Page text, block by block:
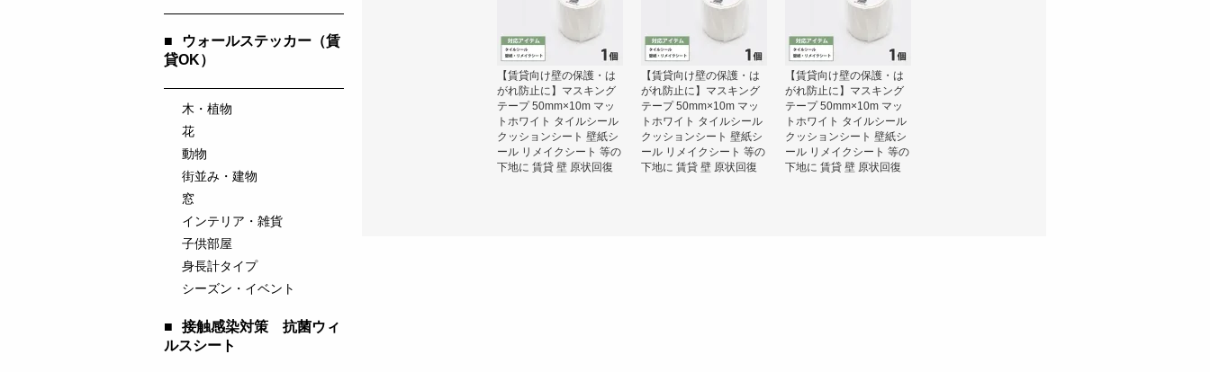
■
ウォールステッカー（賃
貸OK）
木・植物
花
動物
街並み・建物
窓
インテリア・雑貨
子供部屋
身長計タイプ
シーズン・イベント
■
接触感染対策 抗菌ウィ
ルスシート
【賃貸向け壁の保護・は
がれ防止に】マスキング
テープ 50mm×10m マッ
トホワイト タイルシール
クッションシート 壁紙シ
ール リメイクシート 等の
下地に 賃貸 壁 原状回復
【賃貸向け壁の保護・は
がれ防止に】マスキング
テープ 50mm×10m マッ
トホワイト タイルシール
クッションシート 壁紙シ
ール リメイクシート 等の
下地に 賃貸 壁 原状回復
【賃貸向け壁の保護・は
がれ防止に】マスキング
テープ 50mm×10m マッ
トホワイト タイルシール
クッションシート 壁紙シ
ール リメイクシート 等の
下地に 賃貸 壁 原状回復